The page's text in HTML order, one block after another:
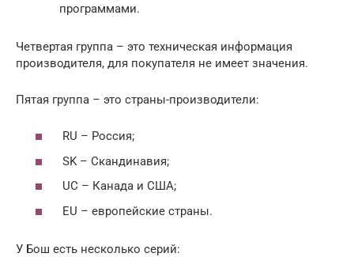
программами.
Четвертая группа – это техническая информация
производителя, для покупателя не имеет значения.
Пятая группа – это страны-производители:
RU – Россия;
SK – Скандинавия;
UC – Канада и США;
EU – европейские страны.
У Бош есть несколько серий: